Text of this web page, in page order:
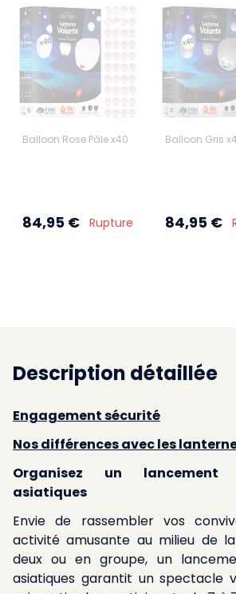
Balloon Rose Pâle x40
84,95 € Rupture
Balloon Gris
84,95 €
Description détaillée
Engagement sécurité
Nos différences avec les
Organisez un lancement
asiatiques
Envie de rassembler vos
activité amusante au milieu de
deux ou en groupe, un
asiatiques garantit un spectacle